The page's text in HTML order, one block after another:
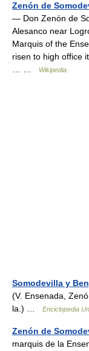
Zenón de
— Don Zenón de
Alesanco near
Marquis of the
risen to high office
Wikipedia
Somodevilla y
(V. Ensenada,
la.) …
Enciclopedia
Zenón de
marquis de la